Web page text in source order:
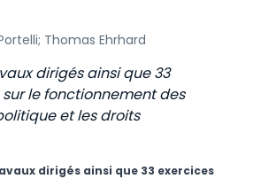
Thomas Ehrhard
dirigés ainsi que 33
le fonctionnement des
et les droits
dirigés ainsi que 33 exercices